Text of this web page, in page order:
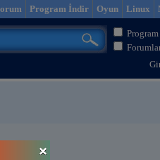
Linux
Oyun
Program İndir